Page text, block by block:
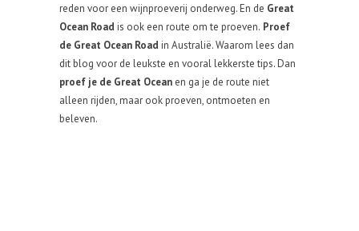
reden voor een wijnproeverij onderweg. En de Great
Ocean Road is ook een route om te proeven. Proef
de Great Ocean Road in Australië. Waarom lees dan
dit blog voor de leukste en vooral lekkerste tips. Dan
proef je de Great Ocean en ga je de route niet
alleen rijden, maar ook proeven, ontmoeten en
beleven.